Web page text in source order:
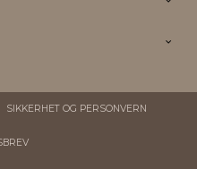
SIKKERHET OG PERSONVERN